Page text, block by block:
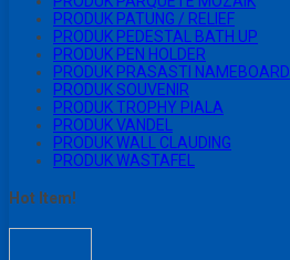
PRODUK PATUNG / RELIEF
PRODUK PEDESTAL BATH UP
PRODUK PEN HOLDER
PRODUK PRASASTI NAMEBOARD
PRODUK SOUVENIR
PRODUK TROPHY PIALA
PRODUK VANDEL
PRODUK WALL CLAUDING
PRODUK WASTAFEL
Hot Item!